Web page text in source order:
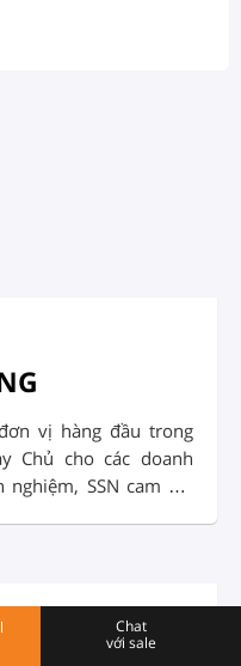
vị hàng đầu trong
Chủ cho các doanh
SSN cam kết
vận hành hệ thống
Chat
với sale